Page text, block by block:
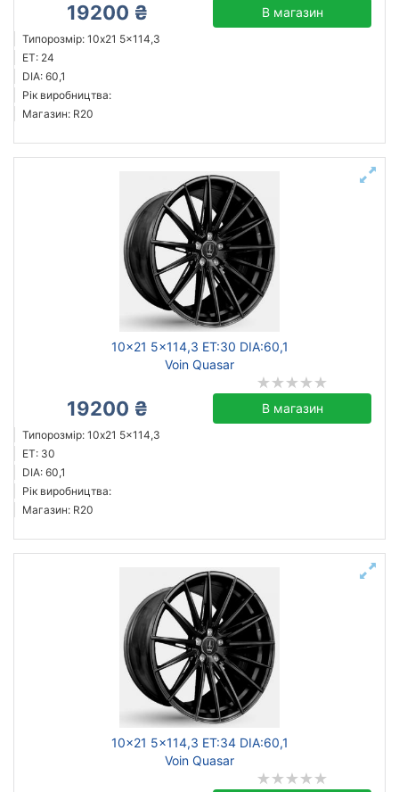
19200 ₴ В магазин
Типорозмір: 10x21 5x114,3
ET: 24
DIA: 60,1
Рік виробництва:
Магазин: R20
10x21 5x114,3 ET:30 DIA:60,1
Voin Quasar
19200 ₴ В магазин
Типорозмір: 10x21 5x114,3
ET: 30
DIA: 60,1
Рік виробництва:
Магазин: R20
10x21 5x114,3 ET:34 DIA:60,1
Voin Quasar